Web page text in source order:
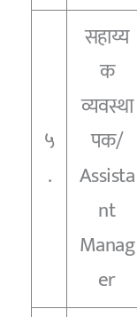
५
.
सहाय्य
क
व्यवस्था
पक/
Assista
nt
Manag
er